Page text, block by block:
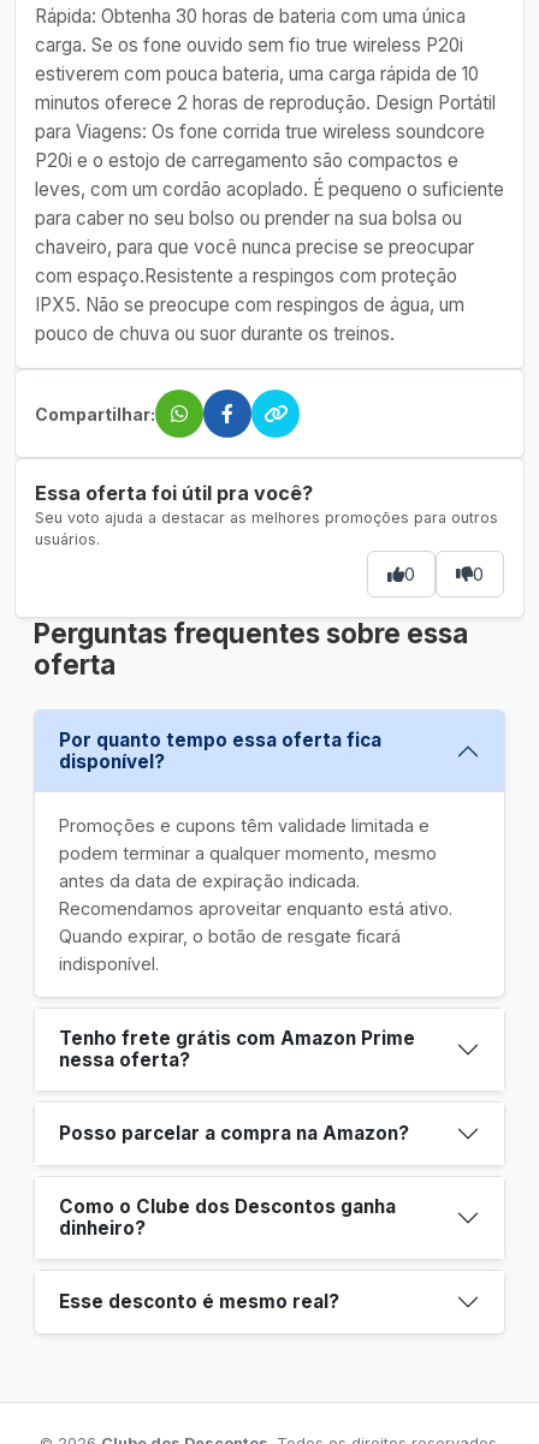
Rápida: Obtenha 30 horas de bateria com uma única
carga. Se os fone ouvido sem fio true wireless P20i
estiverem com pouca bateria, uma carga rápida de 10
minutos oferece 2 horas de reprodução. Design Portátil
para Viagens: Os fone corrida true wireless soundcore
P20i e o estojo de carregamento são compactos e
leves, com um cordão acoplado. É pequeno o suficiente
para caber no seu bolso ou prender na sua bolsa ou
chaveiro, para que você nunca precise se preocupar
com espaço.Resistente a respingos com proteção
IPX5. Não se preocupe com respingos de água, um
pouco de chuva ou suor durante os treinos.
Compartilhar:
Essa oferta foi útil pra você?
Seu voto ajuda a destacar as melhores promoções para outros
usuários.
0 0
Perguntas frequentes sobre essa
oferta
Por quanto tempo essa oferta fica
disponível?
Promoções e cupons têm validade limitada e
podem terminar a qualquer momento, mesmo
antes da data de expiração indicada.
Recomendamos aproveitar enquanto está ativo.
Quando expirar, o botão de resgate ficará
indisponível.
Tenho frete grátis com Amazon Prime
nessa oferta?
Posso parcelar a compra na Amazon?
Como o Clube dos Descontos ganha
dinheiro?
Esse desconto é mesmo real?